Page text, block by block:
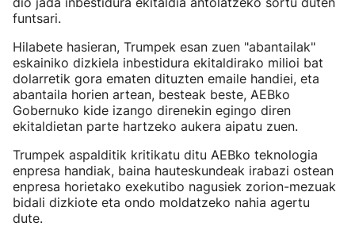
funtsari.
Hilabete hasieran, Trumpek esan zuen "abantailak"
eskainiko dizkiela inbestidura ekitaldirako milioi bat
dolarretik gora ematen dituzten emaile handiei, eta
abantaila horien artean, besteak beste, AEBko
Gobernuko kide izango direnekin egingo diren
ekitaldietan parte hartzeko aukera aipatu zuen.
Trumpek aspalditik kritikatu ditu AEBko teknologia
enpresa handiak, baina hauteskundeak irabazi ostean
enpresa horietako exekutibo nagusiek zorion-mezuak
bidali dizkiote eta ondo moldatzeko nahia agertu
dute.